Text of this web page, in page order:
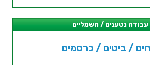
עבודה נטענים / חשמליים
/ ביטים / כרסמים